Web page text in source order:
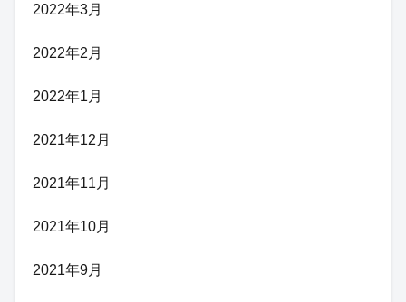
2022年3月
2022年2月
2022年1月
2021年12月
2021年11月
2021年10月
2021年9月